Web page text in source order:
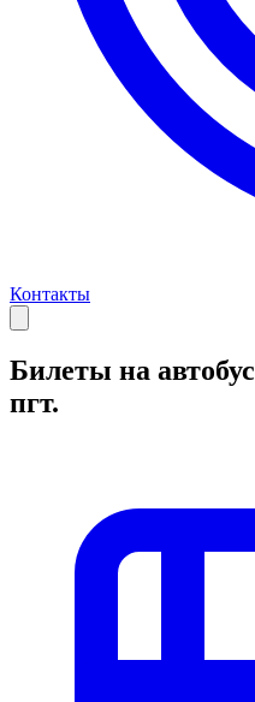
Контакты
Билеты на автобус
пгт.